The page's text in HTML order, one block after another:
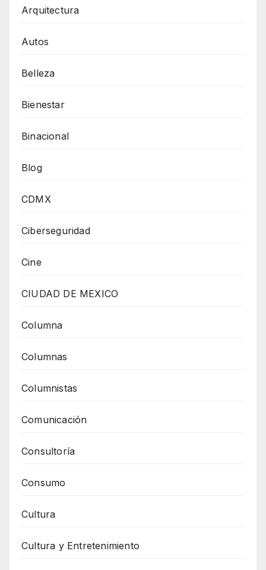
Arquitectura
Autos
Belleza
Bienestar
Binacional
Blog
CDMX
Ciberseguridad
Cine
CIUDAD DE MEXICO
Columna
Columnas
Columnistas
Comunicación
Consultoría
Consumo
Cultura
Cultura y Entretenimiento